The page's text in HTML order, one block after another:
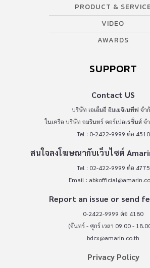
PRODUCT &
VIDEO
AWARDS
SUPPORT
Contact US
บริษัท เอเอ็มอี อิมเมจิเนทีฟ จำ
ในเครือ บริษัท อมรินทร์ คอร์เปอเรชั่นส์ จ
Tel : 0-2422-9999 ต่อ 4510
สนใจลงโฆษณากับเว็บไซต์
Tel : 02-422-9999 ต่อ 4775
Email :
Report an issue or send
0-2422-9999 ต่อ 4180
(จันทร์ - ศุกร์ เวลา 09.00 -
bdcx@amarin.co.th
Privacy Policy